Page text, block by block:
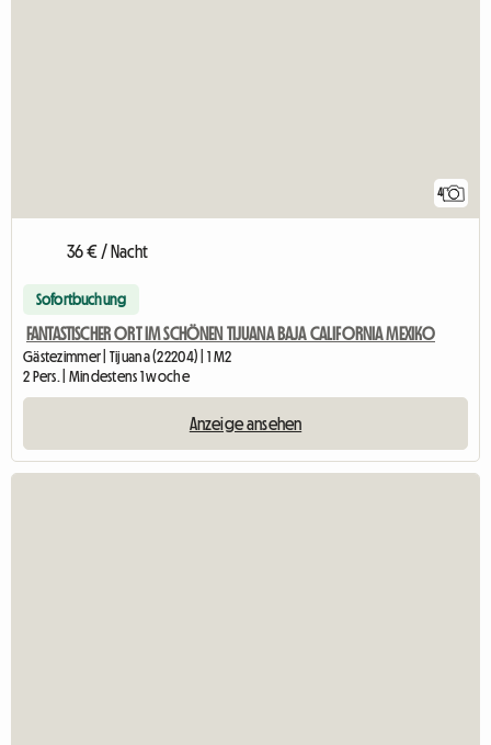
4
36 € / Nacht
Sofortbuchung
FANTASTISCHER ORT IM SCHÖNEN TIJUANA BAJA CALIFORNIA MEXIKO
Gästezimmer | Tijuana (22204) | 1 M2
2 Pers. | Mindestens 1 woche
Anzeige ansehen